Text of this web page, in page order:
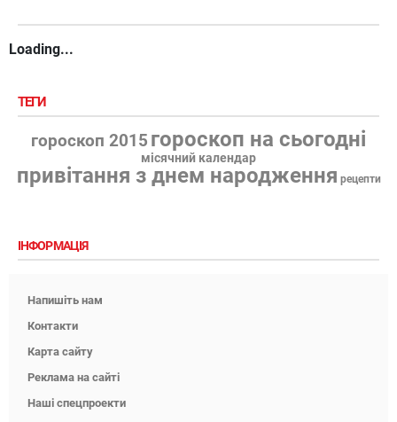
Loading...
ТЕГИ
гороскоп 2015 гороскоп на сьогодні
місячний календар
привітання з днем народження рецепти
ІНФОРМАЦІЯ
Напишіть нам
Контакти
Карта сайту
Реклама на сайті
Наші спецпроекти